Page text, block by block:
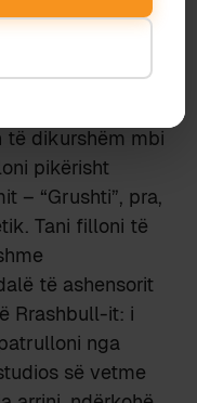
mbajtëse për
kulupie
vret pretendimi
të dikurshëm mbi
pikërisht
– “Grushti”, pra,
Tani filloni të
të ashensorit
Rrashbull-it: i
nga
së vetme